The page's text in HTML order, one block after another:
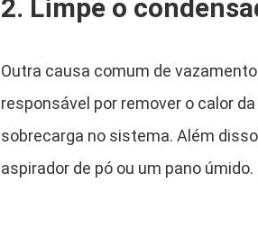
2. Limpe o
Outra causa comum de
responsável por remover o calor
sobrecarga no sistema. Além
aspirador de pó ou um pano úmido.